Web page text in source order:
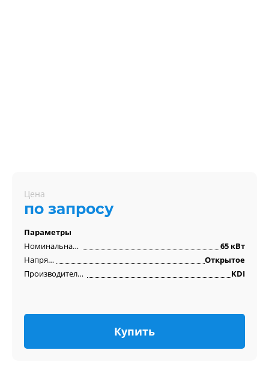
Цена
по запросу
Параметры
Номинальная мощность
65 кВт
Напряжение
Открытое
Производитель двигателя
KDI
Купить